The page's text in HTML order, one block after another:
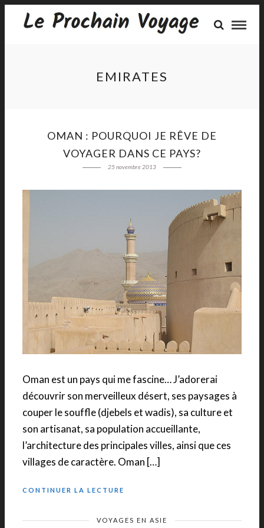
EMIRATES
OMAN : POURQUOI JE RÊVE DE
VOYAGER DANS CE PAYS?
25 novembre 2013
Oman est un pays qui me fascine… J’adorerai
découvrir son merveilleux désert, ses paysages à
couper le souffle (djebels et wadis), sa culture et
son artisanat, sa population accueillante,
l’architecture des principales villes, ainsi que ces
villages de caractère. Oman […]
CONTINUER LA LECTURE
VOYAGES EN ASIE